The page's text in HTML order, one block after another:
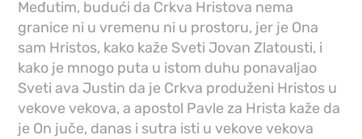
Međutim, budući da Crkva Hristova nema
granice ni u vremenu ni u prostoru, jer je Ona
sam Hristos, kako kaže Sveti Jovan Zlatousti, i
kako je mnogo puta u istom duhu ponavaljao
Sveti ava Justin da je Crkva produženi Hristos u
vekove vekova, a apostol Pavle za Hrista kaže da
je On juče, danas i sutra isti u vekove vekova